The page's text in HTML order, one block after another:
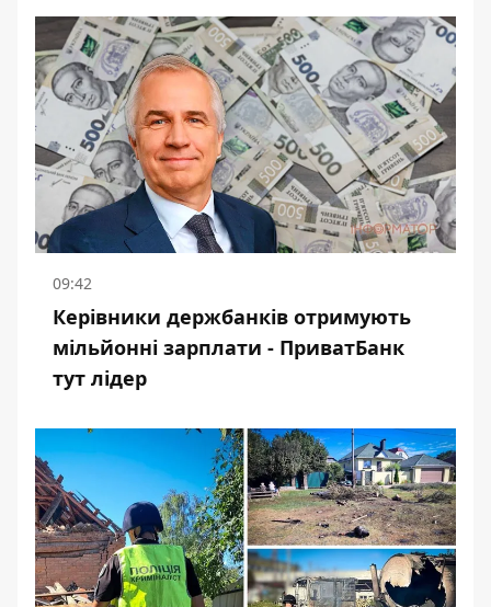
09:42
Керівники держбанків отримують
мільйонні зарплати - ПриватБанк
тут лідер